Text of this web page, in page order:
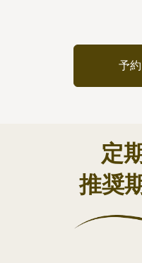
予
定
推奨